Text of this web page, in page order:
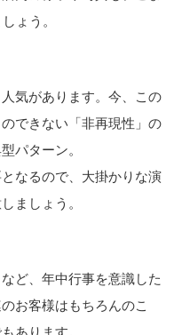
ょう。
気があります。今、この
できない「非再現性」の
パターン。
なるので、大掛かりな演
ましょう。
ど、年中行事を意識した
お客様はもちろんのこ
あります。